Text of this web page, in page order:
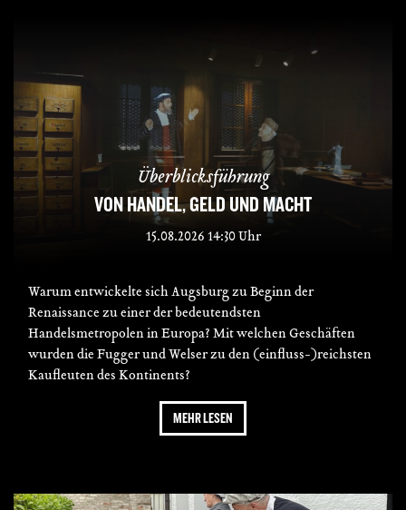
Überblicksführung
VON HANDEL, GELD UND MACHT
15.08.2026 14:30 Uhr
Warum entwickelte sich Augsburg zu Beginn der
Renaissance zu einer der bedeutendsten
Handelsmetropolen in Europa? Mit welchen Geschäften
wurden die Fugger und Welser zu den (einfluss-)reichsten
Kaufleuten des Kontinents?
MEHR LESEN